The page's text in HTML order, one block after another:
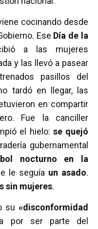
cocinando desde
Ese Día de la
a las mujeres
y las llevó a pasear
pasillos del
tardó en llegar, las
en compartir
Fue la canciller
el hielo: se quejó
gubernamental
nocturno en la
le seguía un asado.
sin mujeres.
su «disconformidad
por ser parte del